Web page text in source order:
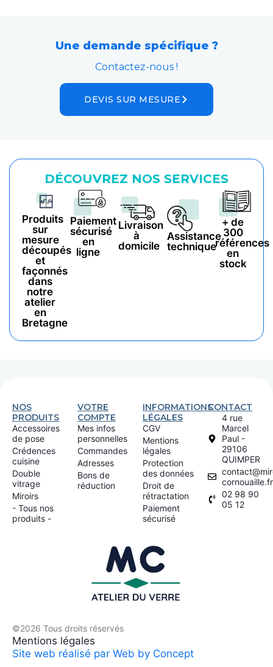
Une demande spécifique ?
Contactez-nous !
DEVIS SUR MESURE
DÉCOUVREZ NOS SERVICES
Produits
sur
mesure
découpés
et
façonnés
dans
notre
atelier
en
Bretagne
Paiement
sécurisé
en
ligne
Livraison
à
domicile
Assistance
technique
+ de
300
références
en
stock
NOS
PRODUITS
Accessoires
de pose
Crédences
cuisine
Double
vitrage
Miroirs
- Tous nos
produits -
VOTRE
COMPTE
Mes infos
personnelles
Commandes
Adresses
Bons de
réduction
INFORMATIONS
LÉGALES
CGV
Mentions
légales
Protection
des données
Droit de
rétractation
Paiement
sécurisé
CONTACT
4 rue
Marcel
Paul -
29106
QUIMPER
cornouaille.fr
02 98 90
05 12
©2026 Tous droits réservés
Mentions légales
Site web réalisé par Web by Concept